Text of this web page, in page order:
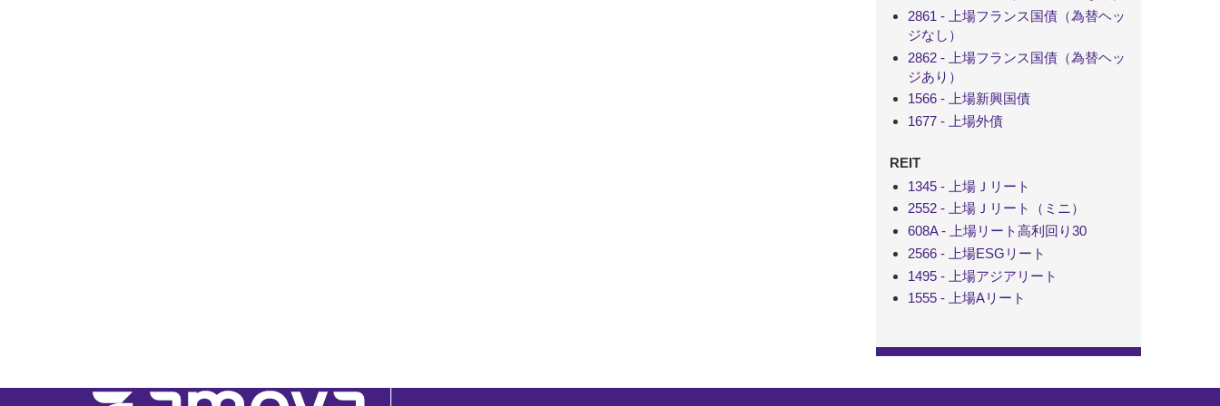
2861 - 上場フランス国債（為替ヘッ
ジなし）
2862 - 上場フランス国債（為替ヘッ
ジあり）
1566 - 上場新興国債
1677 - 上場外債
REIT
1345 - 上場Ｊリート
2552 - 上場Ｊリート（ミニ）
608A - 上場リート高利回り30
2566 - 上場ESGリート
1495 - 上場アジアリート
1555 - 上場Aリート